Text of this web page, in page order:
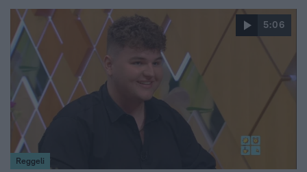
megkönnyebülés kiengedni a felgyülemlett érzéseket.
Ahogy már korábban is bizonyították, a mai adásban is
dalra fakadtak.
5:06
Reggeli